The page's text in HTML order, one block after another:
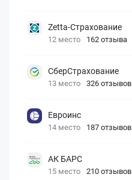
Zetta-Страхование
12 место 162 отзыва
СберСтрахование
13 место 326 отзывов
Евроинс
14 место 187 отзывов
АК БАРС
15 место 210 отзывов